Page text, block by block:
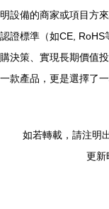
明設備的商家或項目方
認證標準（如CE,
購決策、實現長期價值
一款產品，更是選擇了
如若轉載，請注明
更新